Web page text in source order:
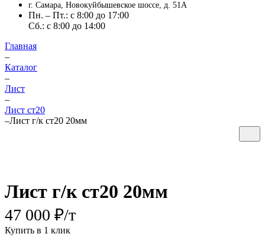
г. Самара, Новокуйбышевское шоссе, д. 51А
Пн. – Пт.: с 8:00 до 17:00
Cб.: с 8:00 до 14:00
Главная
–
Каталог
–
Лист
–
Лист ст20
–Лист г/к ст20 20мм
Лист г/к ст20 20мм
47 000 ₽/т
Купить в 1 клик